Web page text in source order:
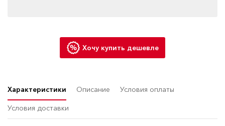
Хочу купить дешевле
Характеристики Описание Условия оплаты
Условия доставки